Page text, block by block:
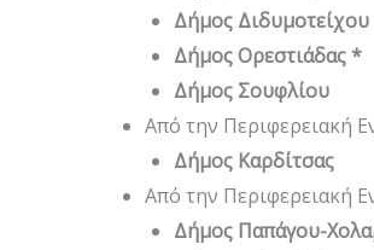
Δήμος Διδυμοτείχου
Δήμος Ορεστιάδας *
Δήμος Σουφλίου
Από την Περιφερειακή
Δήμος Καρδίτσας
Από την Περιφερειακή
Δήμος Παπάγου-